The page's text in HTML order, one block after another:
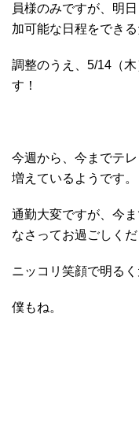
員様のみですが、明
加可能な日程をでき
調整のうえ、5/14（
す！
今週から、今までテ
増えているようです。
通勤大変ですが、今
なさってお過ごしくだ
ニッコリ笑顔で明る
僕もね。